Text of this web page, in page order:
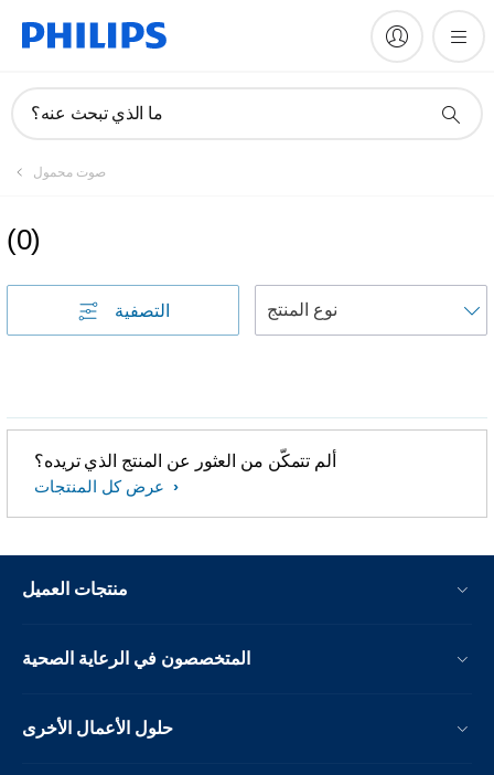
ما الذي تبحث عنه؟
صوت محمول
(0)
التصفية
ألم تتمكّن من العثور عن المنتج الذي تريده؟
منتجات العميل
المتخصصون في الرعاية الصحية
حلول الأعمال الأخرى